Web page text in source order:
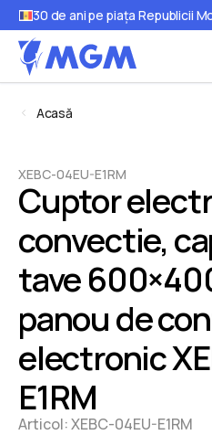
30 de ani pe piața Republicii
Acasă
XEBC-04EU-E1RM
Cuptor
convectie,
tave
panou de
electronic
E1RM
Articol:XEBC-04EU-E1RM